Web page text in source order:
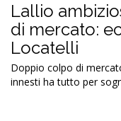
Lallio
di mercato:
Locatelli
Doppio colpo di
innesti ha tutto per